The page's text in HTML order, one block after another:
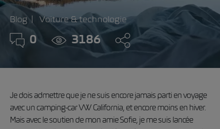
Blog Voiture & technologie
0 3186
Je dois admettre que je ne suis encore jamais parti en voyage
avec un camping-car VW California, et encore moins en hiver.
Mais avec le soutien de mon amie Sofie, je me suis lancée